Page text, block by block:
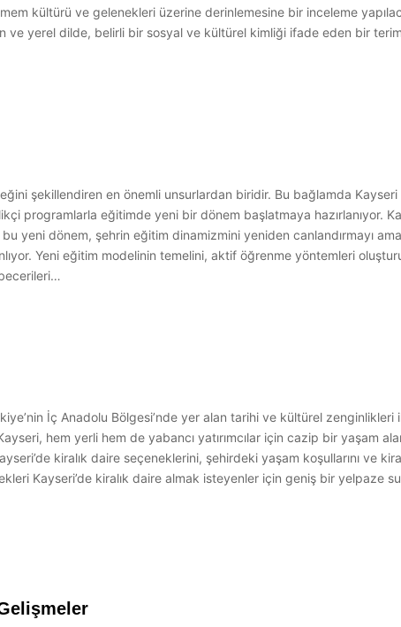
kültürü ve gelenekleri üzerine derinlemesine bir inceleme
ve yerel dilde, belirli bir sosyal ve kültürel kimliği ifade eden bir
şekillendiren en önemli unsurlardan biridir. Bu bağlamda
programlarla eğitimde yeni bir dönem başlatmaya hazırlanıyor.
yeni dönem, şehrin eğitim dinamizmini yeniden canlandırmayı
Yeni eğitim modelinin temelini, aktif öğrenme yöntemleri
İç Anadolu Bölgesi’nde yer alan tarihi ve kültürel
hem yerli hem de yabancı yatırımcılar için cazip bir yaşam
kiralık daire seçeneklerini, şehirdeki yaşam koşullarını ve
Kayseri’de kiralık daire almak isteyenler için geniş bir yelpaze